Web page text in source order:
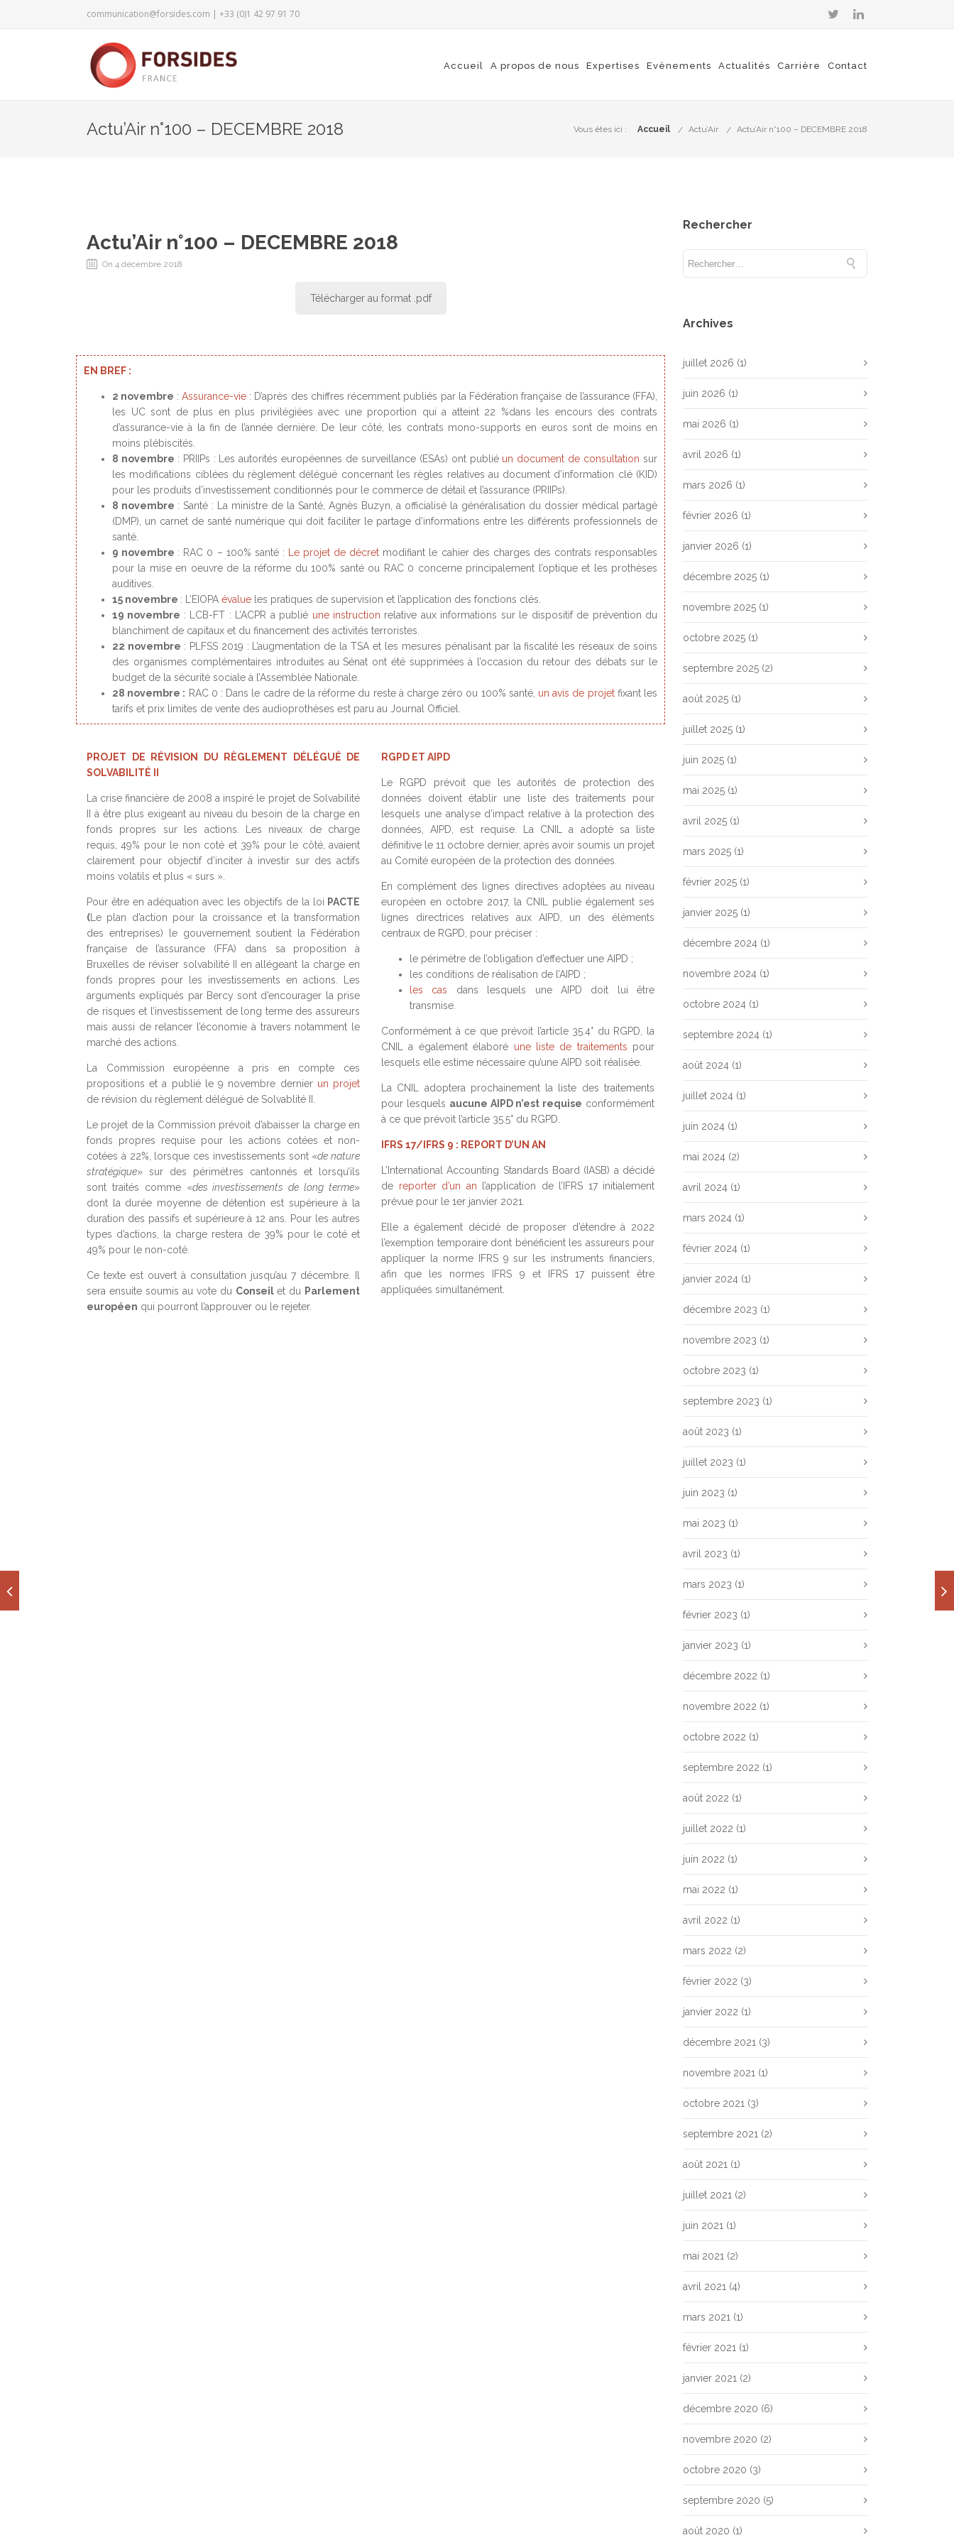
communication@forsides.com | +33 (0)1 42 97 91 70
Accueil A propos de nous Expertises Evènements Actualités Carrière Contact
Actu’Air n°100 – DECEMBRE 2018 Vous êtes ici : Accueil Actu’Air Actu’Air n°100 – DECEMBRE 2018
Actu’Air n°100 – DECEMBRE 2018
On 4 décembre 2018
Télécharger au format .pdf
EN BREF :
2 novembre : Assurance-vie: D’après des chiffres récemment publiés par la Fédération française de l’assurance (FFA),
les UC sont de plus en plus privilégiées avec une proportion qui a atteint 22 %dans les encours des contrats
d’assurance-vie à la fin de l’année dernière. De leur côté, les contrats mono-supports en euros sont de moins en
moins plébiscités.
8 novembre : PRIIPs : Les autorités européennes de surveillance (ESAs) ont publié un document de consultation sur
les modifications ciblées du règlement délégué concernant les règles relatives au document d’information clé (KID)
pour les produits d’investissement conditionnés pour le commerce de détail et l’assurance (PRIIPs).
8 novembre : Santé : La ministre de la Santé, Agnès Buzyn, a officialisé la généralisation du dossier médical partagé
(DMP), un carnet de santé numérique qui doit faciliter le partage d’informations entre les différents professionnels de
santé.
9 novembre : RAC 0 – 100% santé : Le projet de décret modifiant le cahier des charges des contrats responsables
pour la mise en oeuvre de la réforme du 100% santé ou RAC 0 concerne principalement l’optique et les prothèses
auditives.
15 novembre : L’EIOPA évalue les pratiques de supervision et l’application des fonctions clés.
19 novembre : LCB-FT : L’ACPR a publié une instruction relative aux informations sur le dispositif de prévention du
blanchiment de capitaux et du financement des activités terroristes.
22 novembre : PLFSS 2019 : L’augmentation de la TSA et les mesures pénalisant par la fiscalité les réseaux de soins
des organismes complémentaires introduites au Sénat ont été supprimées à l’occasion du retour des débats sur le
budget de la sécurité sociale à l’Assemblée Nationale.
28 novembre : RAC 0 : Dans le cadre de la réforme du reste à charge zéro ou 100% santé, un avis de projetfixant les
tarifs et prix limites de vente des audioprothèses est paru au Journal Officiel.
PROJET DE RÉVISION DU RÈGLEMENT DÉLÉGUÉ DE
SOLVABILITÉ II
La crise financière de 2008 a inspiré le projet de Solvabilité
II à être plus exigeant au niveau du besoin de la charge en
fonds propres sur les actions. Les niveaux de charge
requis, 49% pour le non coté et 39% pour le côté, avaient
clairement pour objectif d’inciter à investir sur des actifs
moins volatils et plus « surs ».
Pour être en adéquation avec les objectifs de la loi PACTE
( Le plan d’action pour la croissance et la transformation
des entreprises) le gouvernement soutient la Fédération
française de l’assurance (FFA) dans sa proposition à
Bruxelles de réviser solvabilité II en allégeant la charge en
fonds propres pour les investissements en actions. Les
arguments expliqués par Bercy sont d’encourager la prise
de risques et l’investissement de long terme des assureurs
mais aussi de relancer l’économie à travers notamment le
marché des actions.
La Commission européenne a pris en compte ces
propositions et a publié le 9 novembre dernier un projet
de révision du règlement délégué de Solvablité II.
Le projet de la Commission prévoit d’abaisser la charge en
fonds propres requise pour les actions cotées et non-
cotées à 22%, lorsque ces investissements sont «de nature
stratégique» sur des périmètres cantonnés et lorsqu’ils
sont traités comme «des investissements de long terme»
dont la durée moyenne de détention est supérieure à la
duration des passifs et supérieure à 12 ans. Pour les autres
types d’actions, la charge restera de 39% pour le coté et
49% pour le non-coté.
Ce texte est ouvert à consultation jusqu’au 7 décembre. Il
sera ensuite soumis au vote du Conseil et du Parlement
européen qui pourront l’approuver ou le rejeter.
RGPD ET AIPD
Le RGPD prévoit que les autorités de protection des
données doivent établir une liste des traitements pour
lesquels une analyse d’impact relative à la protection des
données, AIPD, est requise. La CNIL a adopté sa liste
définitive le 11 octobre dernier, après avoir soumis un projet
au Comité européen de la protection des données.
En complément des lignes directives adoptées au niveau
européen en octobre 2017, la CNIL publie également ses
lignes directrices relatives aux AIPD, un des éléments
centraux de RGPD, pour préciser :
le périmètre de l’obligation d’effectuer une AIPD ;
les conditions de réalisation de l’AIPD ;
les cas dans lesquels une AIPD doit lui être
transmise.
Conformément à ce que prévoit l’article 35.4° du RGPD, la
CNIL a également élaboré une liste de traitements pour
lesquels elle estime nécessaire qu’une AIPD soit réalisée.
La CNIL adoptera prochainement la liste des traitements
pour lesquels aucune AIPD n’est requise conformément
à ce que prévoit l’article 35.5° du RGPD.
IFRS 17/IFRS 9 : REPORT D’UN AN
L’International Accounting Standards Board (IASB) a décidé
de reporter d’un an l’application de l’IFRS 17 initialement
prévue pour le 1er janvier 2021.
Elle a également décidé de proposer d’étendre à 2022
l’exemption temporaire dont bénéficient les assureurs pour
appliquer la norme IFRS 9 sur les instruments financiers,
afin que les normes IFRS 9 et IFRS 17 puissent être
appliquées simultanément.
Rechercher
Archives
juillet 2026 (1)
juin 2026 (1)
mai 2026 (1)
avril 2026 (1)
mars 2026 (1)
février 2026 (1)
janvier 2026 (1)
décembre 2025 (1)
novembre 2025 (1)
octobre 2025 (1)
septembre 2025 (2)
août 2025 (1)
juillet 2025 (1)
juin 2025 (1)
mai 2025 (1)
avril 2025 (1)
mars 2025 (1)
février 2025 (1)
janvier 2025 (1)
décembre 2024 (1)
novembre 2024 (1)
octobre 2024 (1)
septembre 2024 (1)
août 2024 (1)
juillet 2024 (1)
juin 2024 (1)
mai 2024 (2)
avril 2024 (1)
mars 2024 (1)
février 2024 (1)
janvier 2024 (1)
décembre 2023 (1)
novembre 2023 (1)
octobre 2023 (1)
septembre 2023 (1)
août 2023 (1)
juillet 2023 (1)
juin 2023 (1)
mai 2023 (1)
avril 2023 (1)
mars 2023 (1)
février 2023 (1)
janvier 2023 (1)
décembre 2022 (1)
novembre 2022 (1)
octobre 2022 (1)
septembre 2022 (1)
août 2022 (1)
juillet 2022 (1)
juin 2022 (1)
mai 2022 (1)
avril 2022 (1)
mars 2022 (2)
février 2022 (3)
janvier 2022 (1)
décembre 2021 (3)
novembre 2021 (1)
octobre 2021 (3)
septembre 2021 (2)
août 2021 (1)
juillet 2021 (2)
juin 2021 (1)
mai 2021 (2)
avril 2021 (4)
mars 2021 (1)
février 2021 (1)
janvier 2021 (2)
décembre 2020 (6)
novembre 2020 (2)
octobre 2020 (3)
septembre 2020 (5)
août 2020 (1)